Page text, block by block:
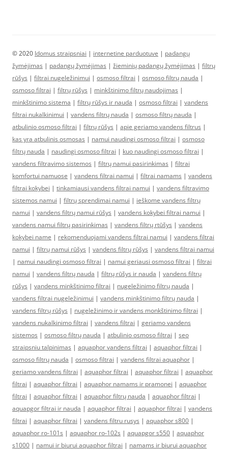
© 2020 Idomus straipsniai | internetine parduotuve | padangų
žymėjimas | padangų žymėjimas | žieminių padangų žymėjimas | filtrų
rūšys | filtrai nugeležinimui | osmoso filtrai | osmoso filtrų nauda |
osmoso filtrai | filtrų rūšys | minkštinimo filtrų naudojimas |
minkštinimo sistema | filtrų rūšys ir nauda | osmoso filtrai | vandens
filtrai nukalkinimui | vandens filtrų nauda | osmoso filtrų nauda |
atbulinio osmoso filtrai | filtrų rūšys | apie geriamo vandens filtrus |
kas yra atbulinis osmosas | namui naudingi osmoso filtrai | osmoso
filtrų nauda | naudingi osmoso filtrai | kuo naudingi osmoso filtrai |
vandens filtravimo sistemos | filtrų namui pasirinkimas | filtrai
komfortui namuose | vandens filtrai namui | filtrai namams | vandens
filtrai kokybei | tinkamiausi vandens filtrai namui | vandens filtravimo
sistemos namui | filtrų sprendimai namui | ieškome vandens filtrų
namui | vandens filtrų namui rūšys | vandens kokybei filtrai namui |
vandens namui filtrų pasirinkimas | vandens filtrų rtūšys | vandens
kokybei name | rekomenduojami vandens filtrai namui | vandens filtrai
namui | filtrų namui rūšys | vandens filtrų rūšys | vandens filtrai namui
| namui naudingi osmoso filtrai | namui geriausi osmoso filtrai | filtrai
namui | vandens filtrų nauda | filtrų rūšys ir nauda | vandens filtrų
rūšys | vandens minkštinimo filtrai | nugeležinimo filtrų nauda |
vandens filtrai nugeležinimui | vandens minkštinimo filtrų nauda |
vandens filtrų rūšys | nugeležinimo ir vandens monkštinimo filtrai |
vandens nukalkinimo filtrai | vandens filtrai | geriamo vandens
sistemos | osmoso filtrų nauda | atbulinio osmoso filtrai | seo
straipsniu talpinimas | aquaphor vandens filtrai | aquaphor filtrai |
osmoso filtrų nauda | osmoso filtrai | vandens filtrai aquaphor |
geriamo vandens filtrai | aquaphor filtrai | aquaphor filtrai | aquaphor
filtrai | aquaphor filtrai | aquaphor namams ir pramonei | aquaphor
filtrai | aquaphor filtrai | aquaphor filtrų nauda | aquaphor filtrai |
aquapgor filtrai ir nauda | aquaphor filtrai | aquaphor filtrai | vandens
filtrai | aquaphor filtrai | vandens filtru rusys | aquaphor s800 |
aquaphor ro-101s | aquaphor ro-102s | aquapgor s550 | aquaphor
s1000 | namui ir biurui aquaphor filtrai | namams ir biurui aquaphor